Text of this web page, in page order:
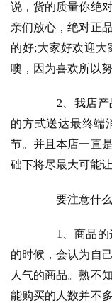
说，货的质量你绝
亲们放心，绝对正
的好;大家好欢迎
噢，因为喜欢所以
2、我店产品
的方式送达最终端
节。并且本店一直
础下将尽最大可能
要注意什么
1、商品的选
的时候，会认为自
人气的商品。熟不
能购买的人数并不